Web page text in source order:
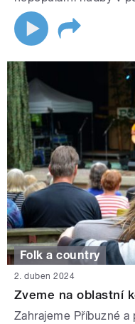
Folk a country
2. duben 2024
Zveme na oblastní
Zahrajeme Příbuzné